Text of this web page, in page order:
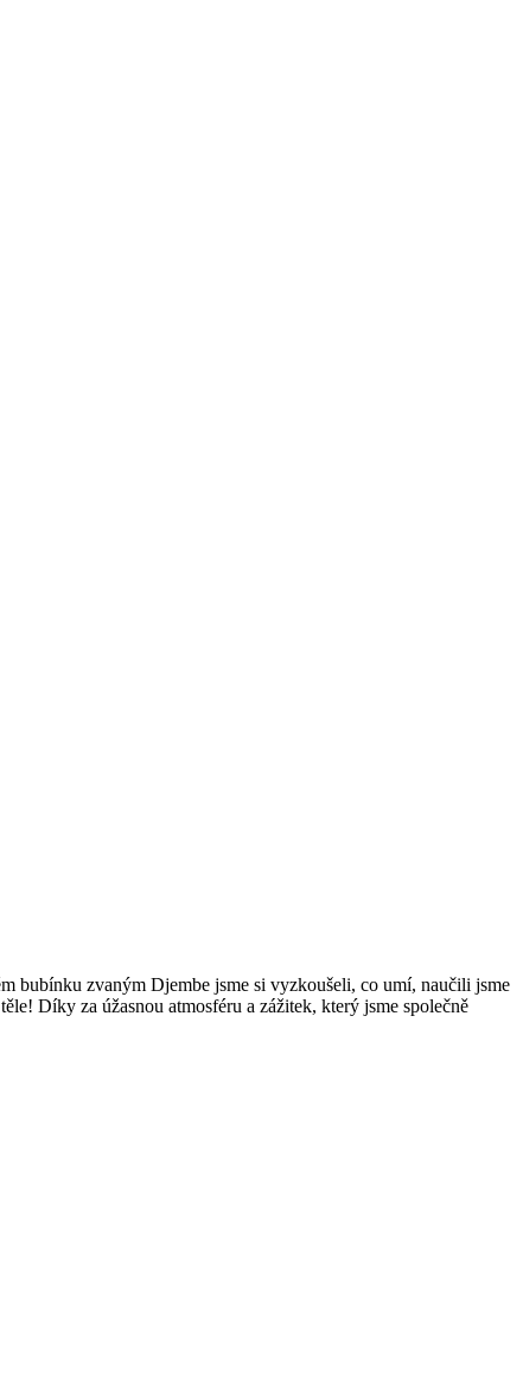
bubínku zvaným Djembe jsme si vyzkoušeli, co umí, naučili jsme
Díky za úžasnou atmosféru a zážitek, který jsme společně